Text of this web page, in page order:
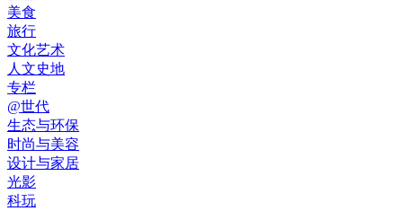
美食
旅行
文化艺术
人文史地
专栏
@世代
生态与环保
时尚与美容
设计与家居
光影
科玩